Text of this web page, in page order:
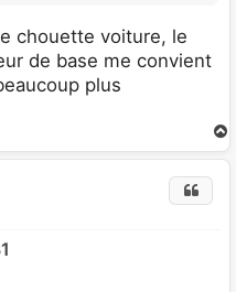
chouette voiture, le
de base me convient
plus